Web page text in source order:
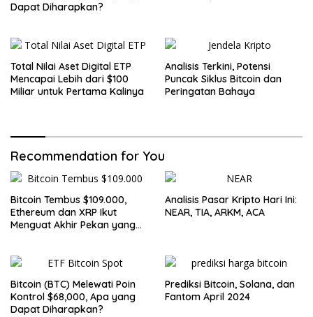
Dapat Diharapkan?
Total Nilai Aset Digital ETP
Mencapai Lebih dari $100
Miliar untuk Pertama Kalinya
Analisis Terkini, Potensi
Puncak Siklus Bitcoin dan
Peringatan Bahaya
Recommendation for You
Bitcoin Tembus $109.000,
Ethereum dan XRP Ikut
Menguat Akhir Pekan yang
Analisis Pasar Kripto Hari Ini:
NEAR, TIA, ARKM, ACA
Bitcoin (BTC) Melewati Poin
Kontrol $68,000, Apa yang
Dapat Diharapkan?
Prediksi Bitcoin, Solana, dan
Fantom April 2024